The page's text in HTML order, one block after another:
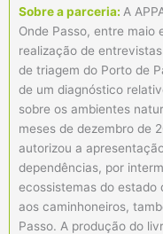
Sobre a parceria: A
Onde Passo, entre maio
realização de
de triagem do Porto de
de um diagnóstico
sobre os ambientes
meses de dezembro de
autorizou a
dependências, por
ecossistemas do estado
aos caminhoneiros,
Passo. A produção do